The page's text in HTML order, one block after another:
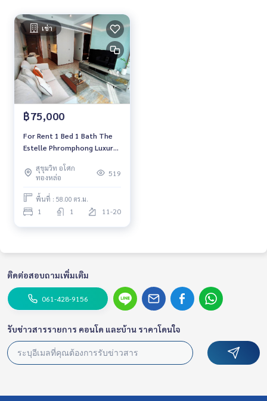
เช่า
฿75,000
For Rent 1 Bed 1 Bath The
Estelle Phromphong Luxury
Phromphong Fully furnished
Ready to move in
สุขุมวิท อโศก
ทองหล่อ
519
พื้นที่ : 58.00 ตร.ม.
1 1 11-20
ติดต่อสอบถามเพิ่มเติม
061-428-9156
รับข่าวสารรายการ คอนโด และบ้าน ราคาโดนใจ